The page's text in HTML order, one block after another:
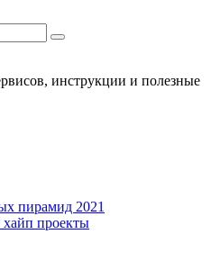
инструкции и полезные
пирамид 2021
проекты